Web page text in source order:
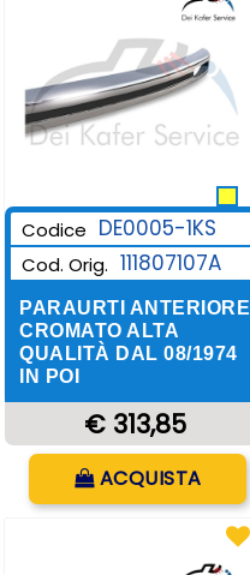
Codice DE0005-1KS
Cod. Orig. 111807107A
PARAURTI ANTERIORE
CROMATO ALTA
QUALITÀ DAL 08/1974
IN POI
€ 313,85
Quantità
ACQUISTA